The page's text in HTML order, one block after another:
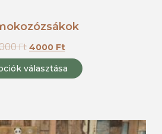
Ft 4000 Ft
választása